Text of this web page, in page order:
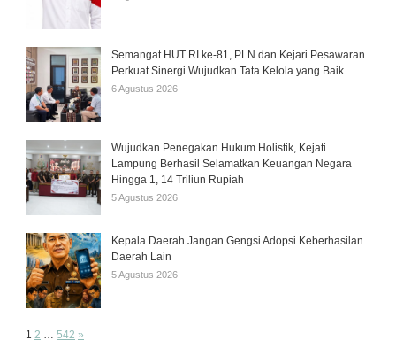
Semangat HUT RI ke-81, PLN dan Kejari Pesawaran
Perkuat Sinergi Wujudkan Tata Kelola yang Baik
6 Agustus 2026
Wujudkan Penegakan Hukum Holistik, Kejati
Lampung Berhasil Selamatkan Keuangan Negara
Hingga 1, 14 Triliun Rupiah
5 Agustus 2026
Kepala Daerah Jangan Gengsi Adopsi Keberhasilan
Daerah Lain
5 Agustus 2026
Page:
1 2 542 Next
»